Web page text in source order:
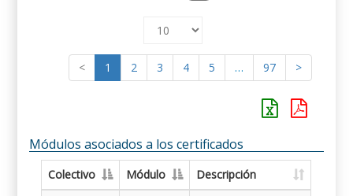
< 1 2 3 4 5 … 97 >
Módulos asociados a los certificados
Colectivo Módulo
Descripción